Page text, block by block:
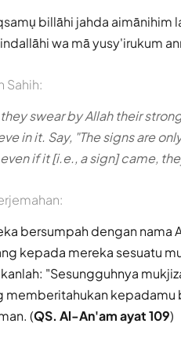
billāhi jahda aimānihim
wa mā yusy'irukum
Sahih:
swear by Allah their
in it. Say, "The signs are
if it [i.e., a sign] came,
bersumpah dengan nama
kepada mereka sesuatu
"Sesungguhnya
memberitahukan kepadamu
(QS. Al-An'am ayat 109)